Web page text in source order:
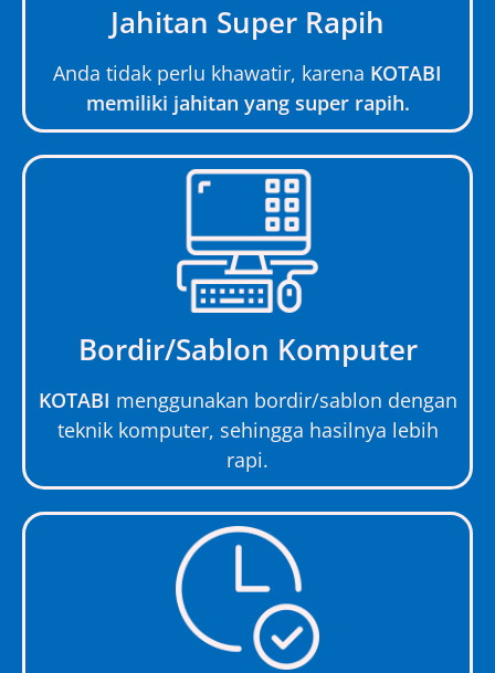
Jahitan Super Rapih
Anda tidak perlu khawatir, karena KOTABI
memiliki jahitan yang super rapih.
Bordir/Sablon Komputer
KOTABI menggunakan bordir/sablon dengan
teknik komputer, sehingga hasilnya lebih
rapi.